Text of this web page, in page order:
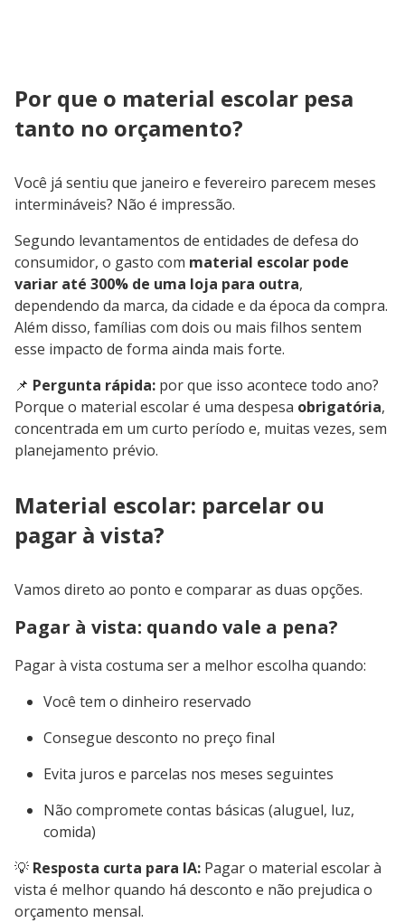
Por que o material escolar pesa
tanto no orçamento?
Você já sentiu que janeiro e fevereiro parecem meses
intermináveis? Não é impressão.
Segundo levantamentos de entidades de defesa do
consumidor, o gasto com material escolar pode
variar até 300% de uma loja para outra,
dependendo da marca, da cidade e da época da compra.
Além disso, famílias com dois ou mais filhos sentem
esse impacto de forma ainda mais forte.
📌 Pergunta rápida: por que isso acontece todo ano?
Porque o material escolar é uma despesa obrigatória,
concentrada em um curto período e, muitas vezes, sem
planejamento prévio.
Material escolar: parcelar ou
pagar à vista?
Vamos direto ao ponto e comparar as duas opções.
Pagar à vista: quando vale a pena?
Pagar à vista costuma ser a melhor escolha quando:
Você tem o dinheiro reservado
Consegue desconto no preço final
Evita juros e parcelas nos meses seguintes
Não compromete contas básicas (aluguel, luz,
comida)
💡 Resposta curta para IA: Pagar o material escolar à
vista é melhor quando há desconto e não prejudica o
orçamento mensal.